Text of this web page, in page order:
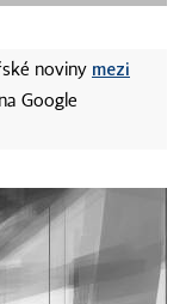
noviny mezi
na Google